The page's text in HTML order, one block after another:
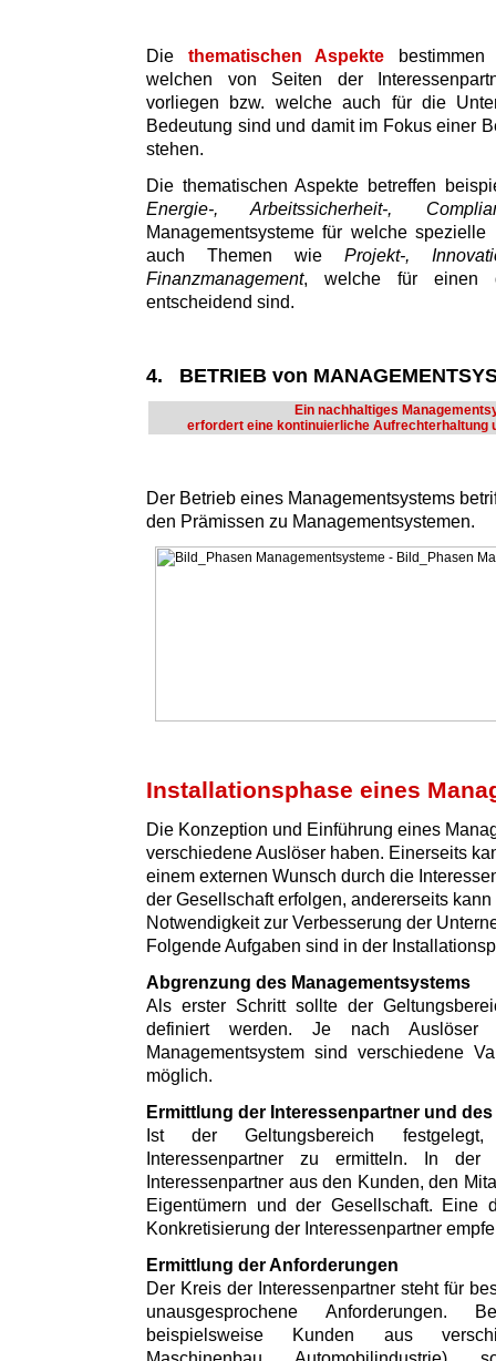
Die thematischen Aspekte bestimmen
welchen von Seiten der
vorliegen bzw. welche auch für die
Bedeutung sind und damit im Fokus einer
stehen.
Die thematischen Aspekte betreffen
Energie-, Arbeitssicherheit-,
Managementsysteme für welche
auch Themen wie Projekt-,
Finanzmanagement, welche für einen
entscheidend sind.
4. BETRIEB von
Ein nachhaltiges
erfordert eine kontinuierliche Aufrechterhaltung
Der Betrieb eines Managementsystems
den Prämissen zu Managementsystemen.
Installationsphase eines
Die Konzeption und Einführung eines
verschiedene Auslöser haben. Einerseits
einem externen Wunsch durch die
der Gesellschaft erfolgen, andererseits
Notwendigkeit zur Verbesserung der
Folgende Aufgaben sind in der
Abgrenzung des Managementsystems
Als erster Schritt sollte der
definiert werden. Je nach
Managementsystem sind verschiedene
möglich.
Ermittlung der Interessenpartner und
Ist der Geltungsbereich
Interessenpartner zu ermitteln. In
Interessenpartner aus den Kunden, den
Eigentümern und der Gesellschaft. Eine
Konkretisierung der Interessenpartner
Ermittlung der Anforderungen
Der Kreis der Interessenpartner steht für
unausgesprochene Anforderungen.
beispielsweise Kunden aus